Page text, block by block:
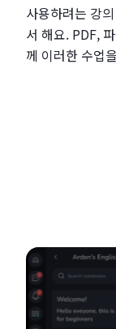
사용하려는 강
서 해요. PDF,
께 이러한 수업